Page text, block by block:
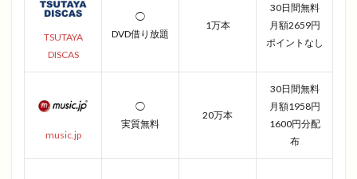
TSUTAYA
DISCAS
◯
DVD借り放題
1万本
30日間無料
月額2659円
ポイントなし
music.jp
◯
実質無料
20万本
30日間無料
月額1958円
1600円分配
布